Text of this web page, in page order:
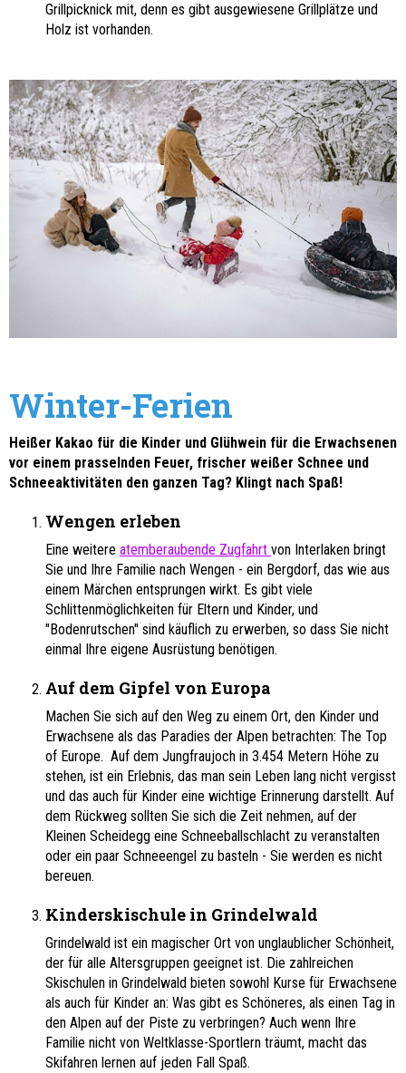
Grillpicknick mit, denn es gibt ausgewiesene Grillplätze und
Holz ist vorhanden.
Winter-Ferien
Heißer Kakao für die Kinder und Glühwein für die Erwachsenen
vor einem prasselnden Feuer, frischer weißer Schnee und
Schneeaktivitäten den ganzen Tag? Klingt nach Spaß!
Wengen erleben
Eine weitere atemberaubende Zugfahrt von Interlaken bringt
Sie und Ihre Familie nach Wengen - ein Bergdorf, das wie aus
einem Märchen entsprungen wirkt. Es gibt viele
Schlittenmöglichkeiten für Eltern und Kinder, und
"Bodenrutschen" sind käuflich zu erwerben, so dass Sie nicht
einmal Ihre eigene Ausrüstung benötigen.
Auf dem Gipfel von Europa
Machen Sie sich auf den Weg zu einem Ort, den Kinder und
Erwachsene als das Paradies der Alpen betrachten: The Top
of Europe. Auf dem Jungfraujoch in 3.454 Metern Höhe zu
stehen, ist ein Erlebnis, das man sein Leben lang nicht vergisst
und das auch für Kinder eine wichtige Erinnerung darstellt. Auf
dem Rückweg sollten Sie sich die Zeit nehmen, auf der
Kleinen Scheidegg eine Schneeballschlacht zu veranstalten
oder ein paar Schneeengel zu basteln - Sie werden es nicht
bereuen.
Kinderskischule in Grindelwald
Grindelwald ist ein magischer Ort von unglaublicher Schönheit,
der für alle Altersgruppen geeignet ist. Die zahlreichen
Skischulen in Grindelwald bieten sowohl Kurse für Erwachsene
als auch für Kinder an: Was gibt es Schöneres, als einen Tag in
den Alpen auf der Piste zu verbringen? Auch wenn Ihre
Familie nicht von Weltklasse-Sportlern träumt, macht das
Skifahren lernen auf jeden Fall Spaß.